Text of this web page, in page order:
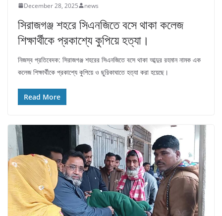
December 28, 2025 news
সিরাজগঞ্জ শহরে সিএনজিতে বসে থাকা কলেজ
শিক্ষার্থীকে প্রকাশ্যে কুপিয়ে হত্যা।
নিজস্ব প্রতিবেদক: সিরাজগঞ্জ শহরের সিএনজিতে বসে থাকা আব্দুর রহমান নামক এক
কলেজ শিক্ষার্থীকে প্রকাশ্যে কুপিয়ে ও ছুরিকাঘাতে হত্যা করা হয়েছে।
Read More